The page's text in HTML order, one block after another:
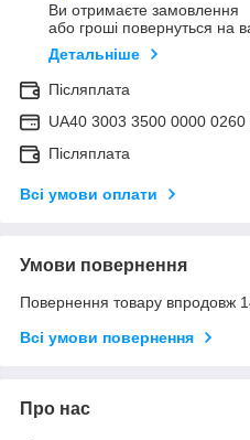
Ви отримаєте замовлення
або гроші повернуться на
Детальніше
Післяплата
UA40 3003 3500 0000
Післяплата
Всі умови оплати
Умови повернення
Повернення товару впродовж
Всі умови повернення
Про нас